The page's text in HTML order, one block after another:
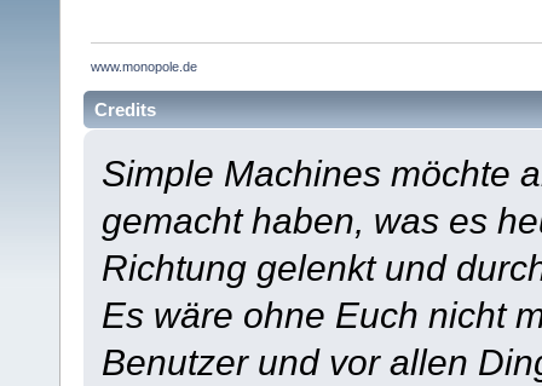
www.monopole.de
Credits
Simple Machines möchte
gemacht haben, was es
Richtung gelenkt und
Es wäre ohne Euch nicht
Benutzer und vor allen